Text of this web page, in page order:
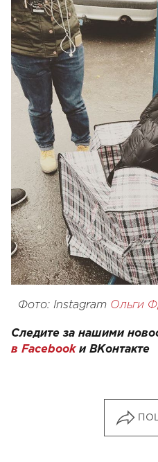
Фото: Instagram Ольги
Следите за нашими
в Facebookи ВКонтакте